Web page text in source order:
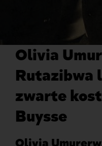
Olivia
Rutazibwa
zwarte
Buysse
Olivia